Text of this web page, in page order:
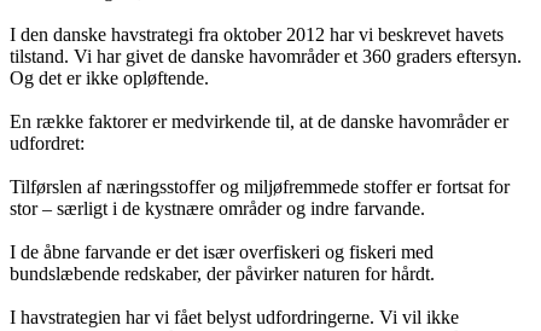
I den danske havstrategi fra oktober 2012 har vi beskrevet havets
tilstand. Vi har givet de danske havområder et 360 graders eftersyn.
Og det er ikke opløftende.
En række faktorer er medvirkende til, at de danske havområder er
udfordret:
Tilførslen af næringsstoffer og miljøfremmede stoffer er fortsat for
stor – særligt i de kystnære områder og indre farvande.
I de åbne farvande er det især overfiskeri og fiskeri med
bundslæbende redskaber, der påvirker naturen for hårdt.
I havstrategien har vi fået belyst udfordringerne. Vi vil ikke